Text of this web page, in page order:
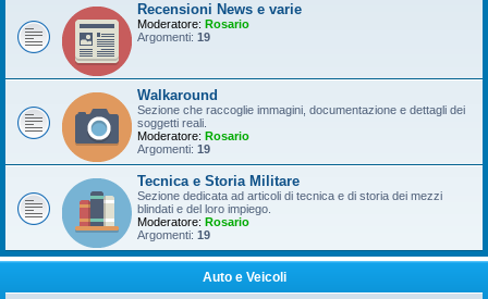
Recensioni News e varie
Moderatore: Rosario
Argomenti: 19
Walkaround
Sezione che raccoglie immagini, documentazione e dettagli dei
soggetti reali.
Moderatore: Rosario
Argomenti: 19
Tecnica e Storia Militare
Sezione dedicata ad articoli di tecnica e di storia dei mezzi
blindati e del loro impiego.
Moderatore: Rosario
Argomenti: 19
Auto e Veicoli